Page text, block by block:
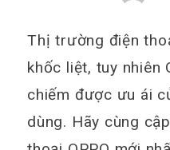
Thị trường điện
khốc liệt, tuy nhiên
chiếm được ưu ái
dùng. Hãy cùng